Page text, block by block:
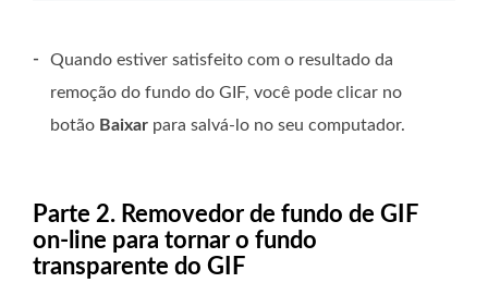
-
Quando estiver satisfeito com o resultado da
remoção do fundo do GIF, você pode clicar no
botão Baixar para salvá-lo no seu computador.
Parte 2. Removedor de fundo de GIF
on-line para tornar o fundo
transparente do GIF